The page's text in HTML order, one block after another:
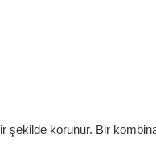
şekilde korunur. Bir